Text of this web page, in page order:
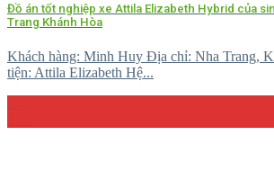
Đồ án tốt nghiệp xe Attila Elizabeth Hybrid của
Trang Khánh Hòa
Khách hàng: Minh Huy Địa chỉ: Nha Trang,
tiện: Attila Elizabeth Hệ...